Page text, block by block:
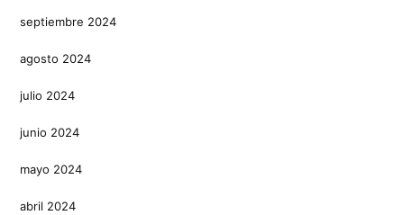
septiembre 2024
agosto 2024
julio 2024
junio 2024
mayo 2024
abril 2024